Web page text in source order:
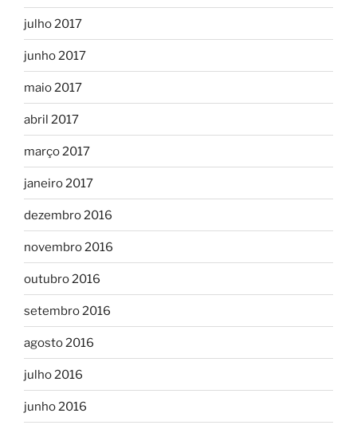
julho 2017
junho 2017
maio 2017
abril 2017
março 2017
janeiro 2017
dezembro 2016
novembro 2016
outubro 2016
setembro 2016
agosto 2016
julho 2016
junho 2016